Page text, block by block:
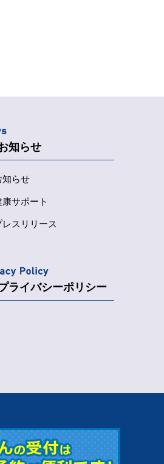
知らせ
知らせ
康サポート
レスリリース
ライバシーポリシー